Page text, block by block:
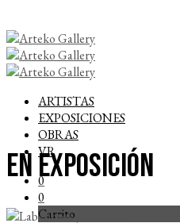
ARTISTAS
EXPOSICIONES
OBRAS
VR
0
0
Carrito
En Exposición